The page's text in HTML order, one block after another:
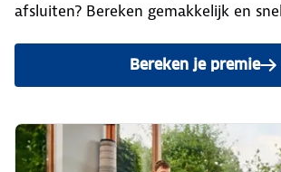
afsluiten? Bereken gemakkelijk en
Bereken je premie
voor de